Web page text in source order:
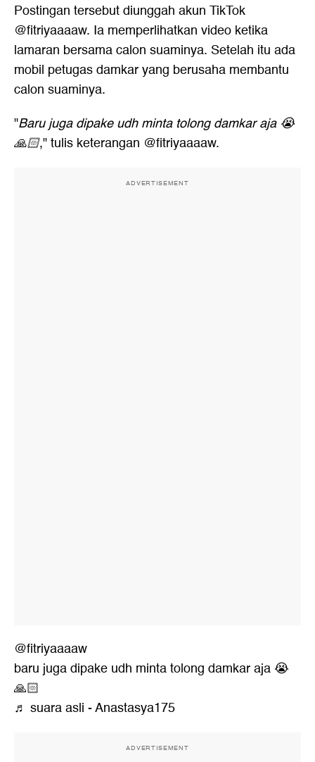
Postingan tersebut diunggah akun TikTok
@fitriyaaaaw. Ia memperlihatkan video ketika
lamaran bersama calon suaminya. Setelah itu ada
mobil petugas damkar yang berusaha membantu
calon suaminya.
"Baru juga dipake udh minta tolong damkar aja 😭
🙏🏻," tulis keterangan @fitriyaaaaw.
ADVERTISEMENT
@fitriyaaaaw
baru juga dipake udh minta tolong damkar aja 😭
🙏🏻
♬ suara asli - Anastasya175
ADVERTISEMENT